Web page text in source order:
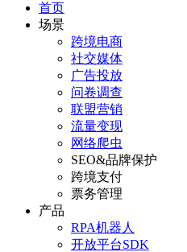
首页
场景
跨境电商
社交媒体
广告投放
问卷调查
联盟营销
流量变现
网络爬虫
SEO&品牌保护
跨境支付
票务管理
产品
RPA机器人
开放平台SDK